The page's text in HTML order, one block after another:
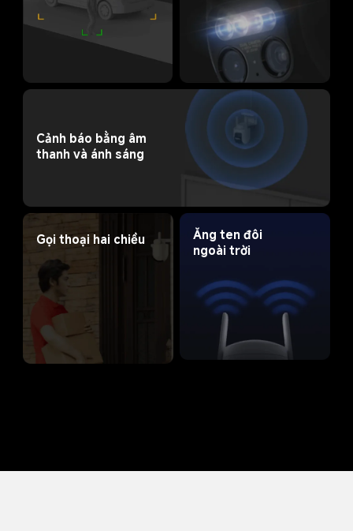
Cảnh báo bằng âm
thanh và ánh sáng
Gọi thoại hai chiều
Ăng ten đôi
ngoài trời